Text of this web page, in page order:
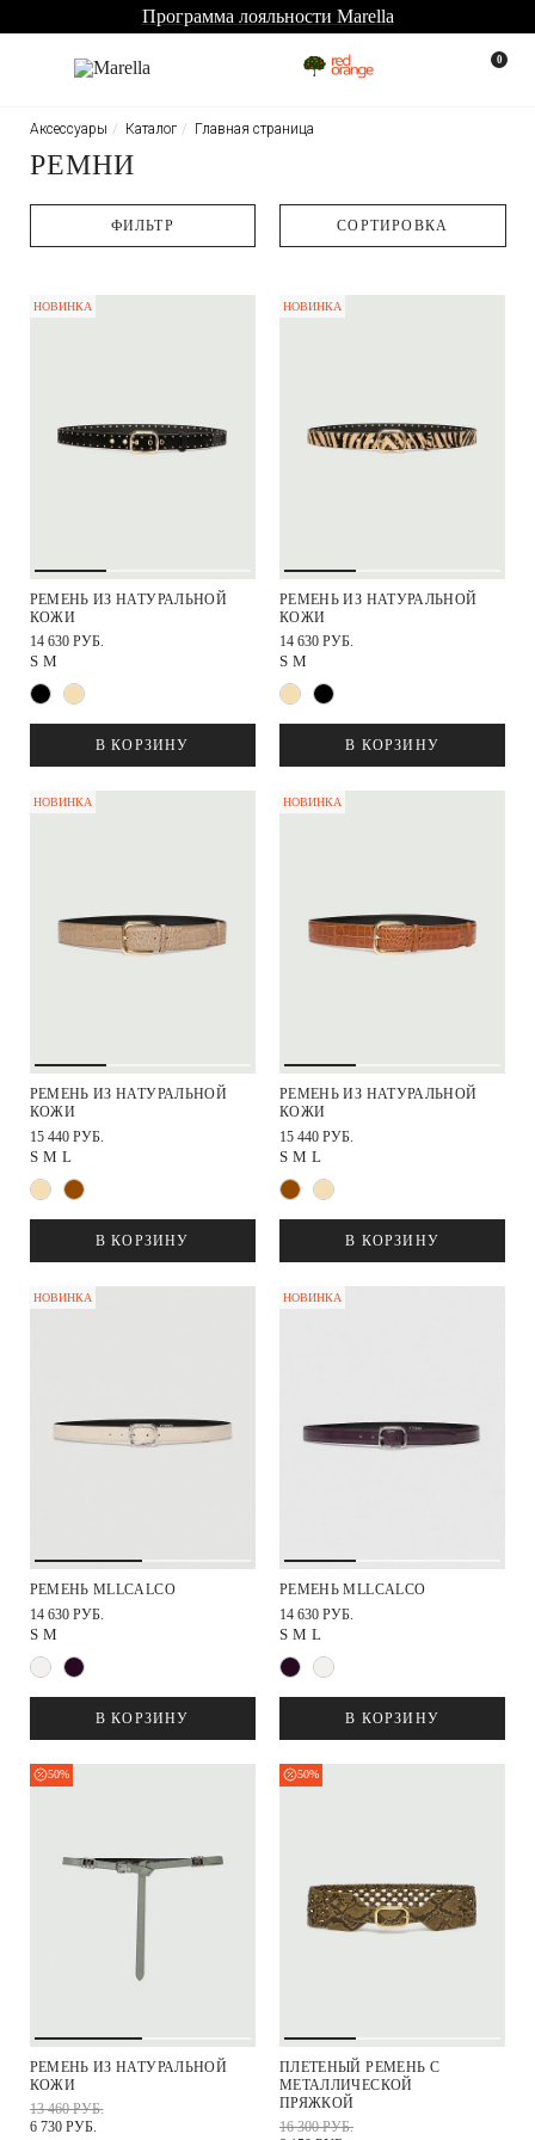
Программа лояльности Marella
0
Главная страница
Каталог
Аксессуары
РЕМНИ
ФИЛЬТР CОРТИРОВКА
НОВИНКА
РЕМЕНЬ ИЗ НАТУРАЛЬНОЙ
КОЖИ
14 630 РУБ.
S M
В КОРЗИНУ
НОВИНКА
РЕМЕНЬ ИЗ НАТУРАЛЬНОЙ
КОЖИ
14 630 РУБ.
S M
В КОРЗИНУ
НОВИНКА
РЕМЕНЬ ИЗ НАТУРАЛЬНОЙ
КОЖИ
15 440 РУБ.
S M L
В КОРЗИНУ
НОВИНКА
РЕМЕНЬ ИЗ НАТУРАЛЬНОЙ
КОЖИ
15 440 РУБ.
S M L
В КОРЗИНУ
НОВИНКА
РЕМЕНЬ MLLCALCO
14 630 РУБ.
S M
В КОРЗИНУ
НОВИНКА
РЕМЕНЬ MLLCALCO
14 630 РУБ.
S M L
В КОРЗИНУ
50%
РЕМЕНЬ ИЗ НАТУРАЛЬНОЙ
КОЖИ
13 460 РУБ.
6 730 РУБ.
50%
ПЛЕТЕНЫЙ РЕМЕНЬ С
МЕТАЛЛИЧЕСКОЙ
ПРЯЖКОЙ
16 300 РУБ.